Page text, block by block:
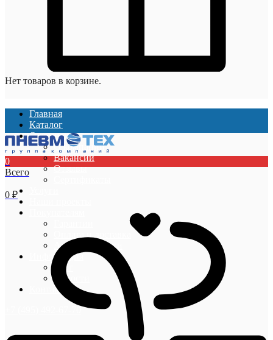
Нет товаров в корзине.
Главная
Каталог
О компании
О компании
Вакансии
Отзывы
Акции и скидки
Информация
Блог
Новости
Контакты
0
Всего
0 ₽